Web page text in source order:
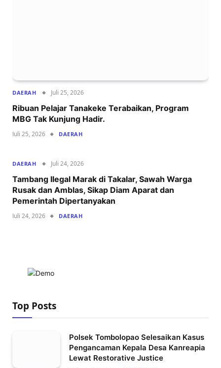
DAERAH Juli 25, 2026
‍Ribuan Pelajar Tanakeke Terabaikan, Program
MBG Tak Kunjung Hadir.
Juli 25, 2026 DAERAH
DAERAH Juli 24, 2026
Tambang Ilegal Marak di Takalar, Sawah Warga
Rusak dan Amblas, Sikap Diam Aparat dan
Pemerintah Dipertanyakan
Juli 24, 2026 DAERAH
Top Posts
Polsek Tombolopao Selesaikan Kasus
Pengancaman Kepala Desa Kanreapia
Lewat Restorative Justice